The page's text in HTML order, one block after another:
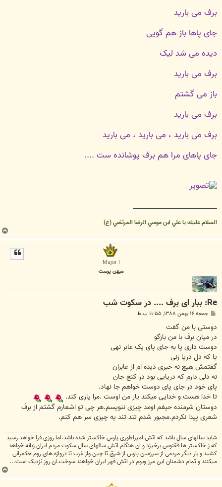
برف می بارید
جای پاها باز هم گویی
دیده می شد ‌لیک
برف می بارید
باز می گشتم
برف می بارید
برف می بارید ، می بارید ، می بارید
جای پاهای مرا هم برف پوشانده ست ....
__________________________________
السلام عليك يا علي ابن موسي الرضا المرتضي (ع)
Major I
میهن پرست
Re: ببار ای برف .... در سکوت شب
ت
جمعه ۱۶ بهمن ۱۳۸۸, ۱۱:۵۵ ب.ظ
دوستی با من گفت
در میان برف با من بازگو
دوست داری پا به جای پای یک عابر نهی
یا که دل دریا زنی
گفتمش هیچ نه خیری دیده ام از عابران
نه دلی دارم که دریایی بود در کنج جان
پای خود در جای پای دوست خواهم جا نهاد.
تا خدا هست و خدایی میکند یار من اوست .مرا یاری کند.
دوستان شرمنده حیفم اومد چیزی ننویسم.هر چی تو اشعارم گشتم از برف
شعری پیدا نکردم.مجبور شدم تند تند یه چیزی سر هم کنم.
شاید سالهای سال باشد که اتش امپراطوری پارس خاکستر شده باشد.اما روزی فرا خواهد رسید
که ز خاکستر ها ققنوس برخیزد و ان هنگام اتش سالهای سال سکوت مردم ایران زبانه خواهد
کشید و بار دیگر مردمی از سرزمین پارس از شرق تا چین واز غرب تا دروازه های روم حکمرانی
میکنند و تمام دشمنان این مرز وبوم در اتش قهر ایران خواهند سوخت.ان روز نزدیک است...